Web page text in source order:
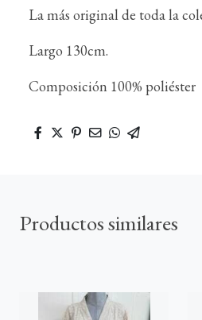
La más original de toda la
Largo 130cm.
Composición 100% poliéster
Productos similares